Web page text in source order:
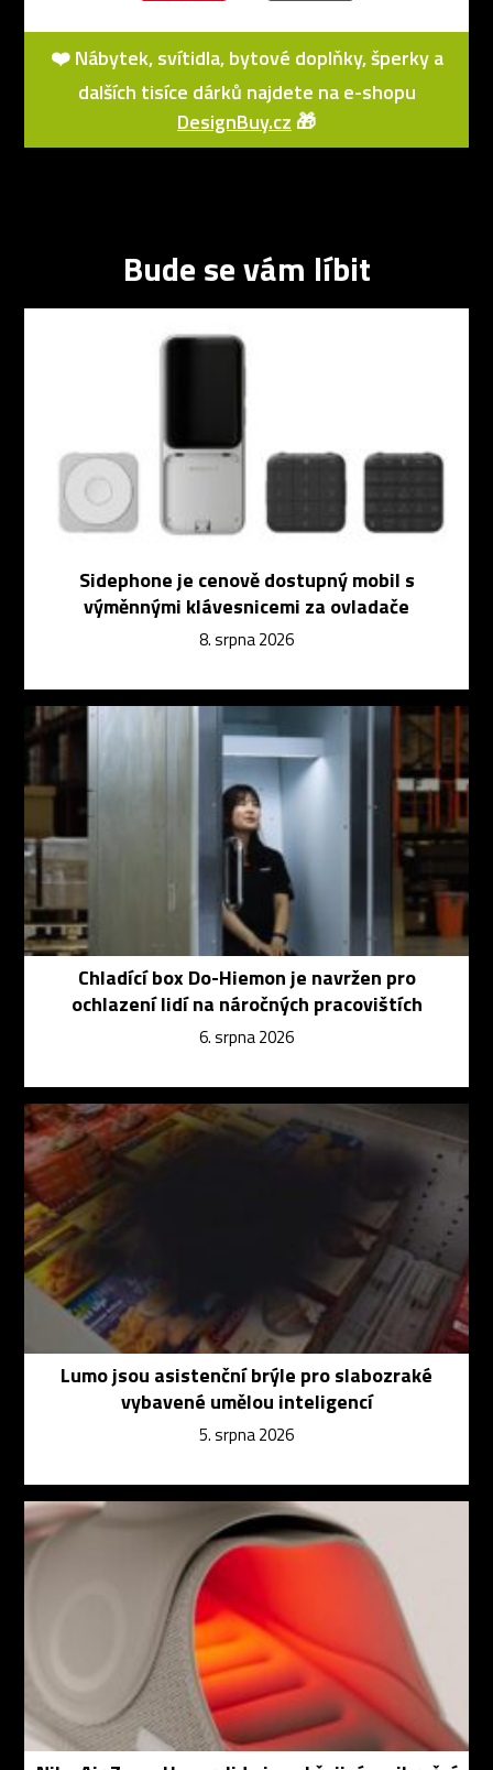
❤️ Nábytek, svítidla, bytové doplňky, šperky a
dalších tisíce dárků najdete na e-shopu
DesignBuy.cz 🎁
Bude se vám líbit
Sidephone je cenově dostupný mobil s
výměnnými klávesnicemi za ovladače
8. srpna 2026
Chladící box Do-Hiemon je navržen pro
ochlazení lidí na náročných pracovištích
6. srpna 2026
Lumo jsou asistenční brýle pro slabozraké
vybavené umělou inteligencí
5. srpna 2026